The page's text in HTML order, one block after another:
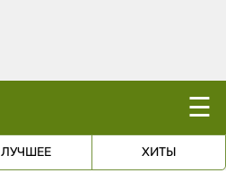
☰
ЛУЧШЕЕ ХИТЫ